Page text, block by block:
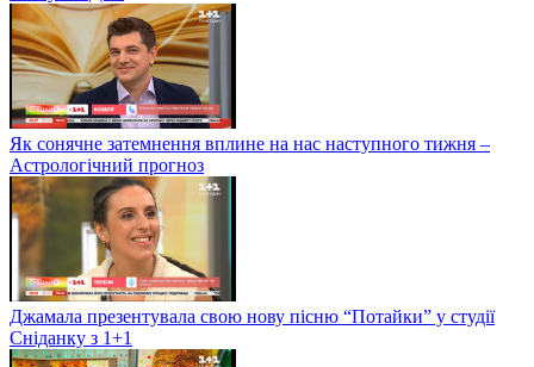
Як сонячне затемнення вплине на нас наступного тижня –
Астрологічний прогноз
Джамала презентувала свою нову пісню “Потайки” у студії
Сніданку з 1+1